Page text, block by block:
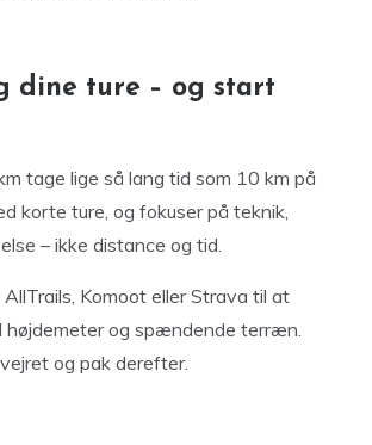
dine ture – og start
tage lige så lang tid som 10 km på
korte ture, og fokuser på teknik,
– ikke distance og tid.
Komoot eller Strava til at
højdemeter og spændende terræn.
og pak derefter.